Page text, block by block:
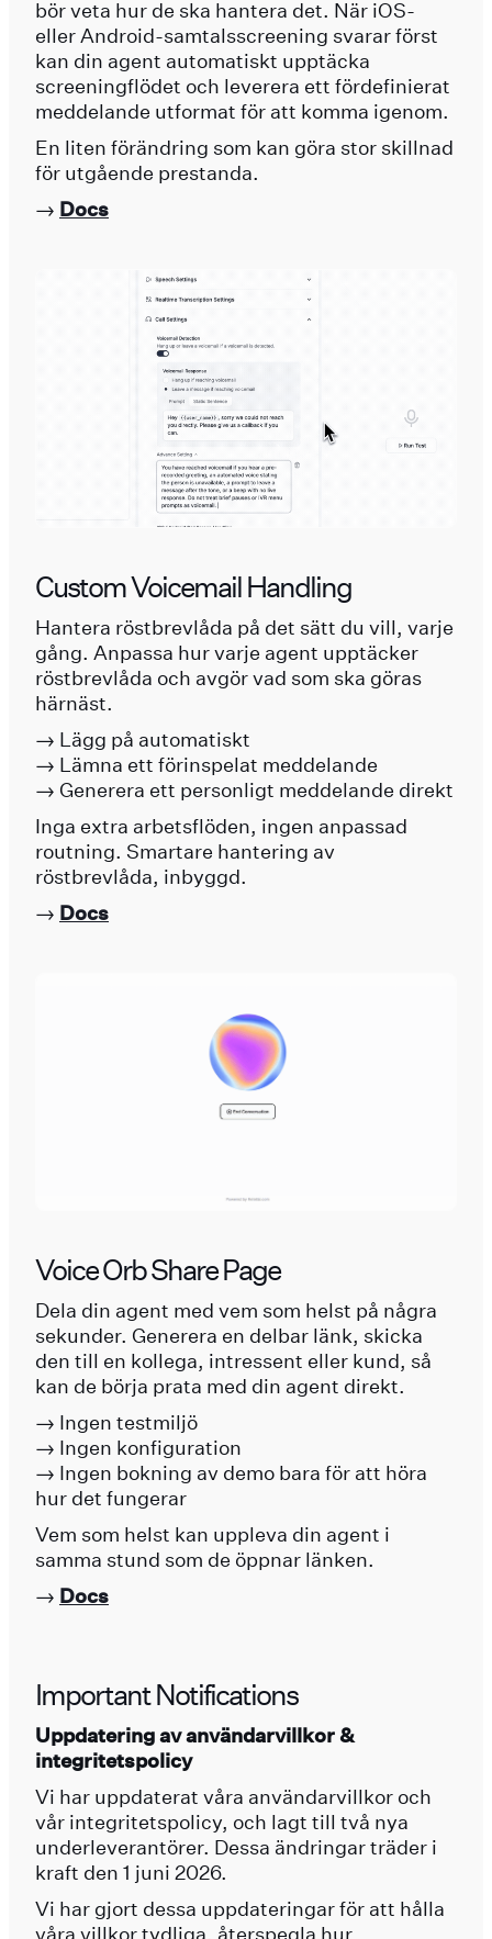
bör veta hur de ska hantera det. När iOS-
eller Android-samtalsscreening svarar först
kan din agent automatiskt upptäcka
screeningflödet och leverera ett fördefinierat
meddelande utformat för att komma igenom.
En liten förändring som kan göra stor skillnad
för utgående prestanda.
→ Docs
Custom Voicemail Handling
Hantera röstbrevlåda på det sätt du vill, varje
gång. Anpassa hur varje agent upptäcker
röstbrevlåda och avgör vad som ska göras
härnäst.
→ Lägg på automatiskt
→ Lämna ett förinspelat meddelande
→ Generera ett personligt meddelande direkt
Inga extra arbetsflöden, ingen anpassad
routning. Smartare hantering av
röstbrevlåda, inbyggd.
→ Docs
Voice Orb Share Page
Dela din agent med vem som helst på några
sekunder. Generera en delbar länk, skicka
den till en kollega, intressent eller kund, så
kan de börja prata med din agent direkt.
→ Ingen testmiljö
→ Ingen konfiguration
→ Ingen bokning av demo bara för att höra
hur det fungerar
Vem som helst kan uppleva din agent i
samma stund som de öppnar länken.
→ Docs
Important Notifications
Uppdatering av användarvillkor &
integritetspolicy
Vi har uppdaterat våra användarvillkor och
vår integritetspolicy, och lagt till två nya
underleverantörer. Dessa ändringar träder i
kraft den 1 juni 2026.
Vi har gjort dessa uppdateringar för att hålla
våra villkor tydliga, återspegla hur